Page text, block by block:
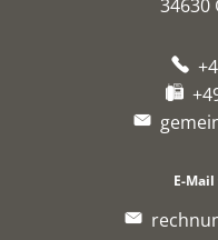
34630
E-